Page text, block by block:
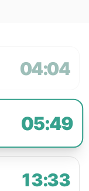
04:04
05:49
13:33